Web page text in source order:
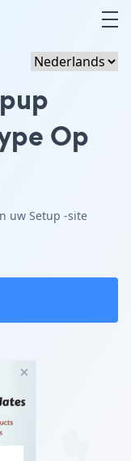
Op
uw Setup -site